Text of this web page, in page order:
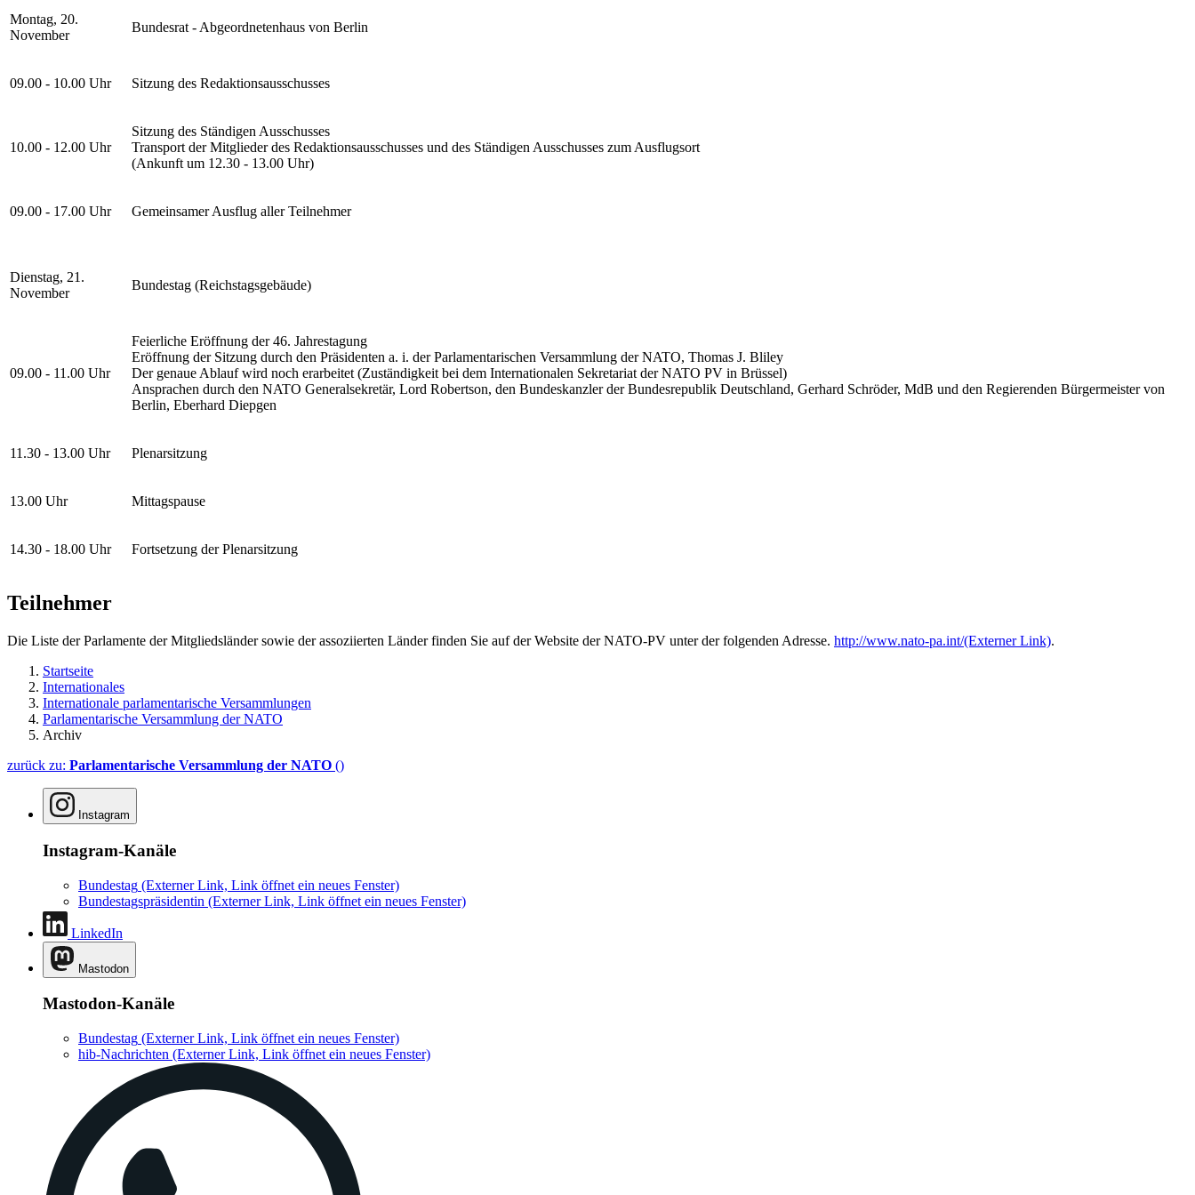
Montag, 20.
November
Bundesrat - Abgeordnetenhaus von Berlin
09.00 - 10.00 Uhr Sitzung des Redaktionsausschusses
10.00 - 12.00 Uhr
Sitzung des Ständigen Ausschusses
Transport der Mitglieder des Redaktionsausschusses und des Ständigen Ausschusses zum Ausflugsort
(Ankunft um 12.30 - 13.00 Uhr)
09.00 - 17.00 Uhr Gemeinsamer Ausflug aller Teilnehmer
Dienstag, 21.
November
Bundestag (Reichstagsgebäude)
09.00 - 11.00 Uhr
Feierliche Eröffnung der 46. Jahrestagung
Eröffnung der Sitzung durch den Präsidenten a. i. der Parlamentarischen Versammlung der NATO, Thomas J. Bliley
Der genaue Ablauf wird noch erarbeitet (Zuständigkeit bei dem Internationalen Sekretariat der NATO PV in Brüssel)
Ansprachen durch den NATO Generalsekretär, Lord Robertson, den Bundeskanzler der Bundesrepublik Deutschland, Gerhard Schröder, MdB und den Regierenden Bürgermeister von
Berlin, Eberhard Diepgen
11.30 - 13.00 Uhr Plenarsitzung
13.00 Uhr Mittagspause
14.30 - 18.00 Uhr Fortsetzung der Plenarsitzung
Teilnehmer
Die Liste der Parlamente der Mitgliedsländer sowie der assoziierten Länder finden Sie auf der Website der NATO-PV unter der folgenden Adresse. http://www.nato-pa.int/(Externer Link).
Startseite
Internationales
Internationale parlamentarische Versammlungen
Parlamentarische Versammlung der NATO
Archiv
zurück zu: Parlamentarische Versammlung der NATO ()
Instagram
Instagram-Kanäle
Bundestag (Externer Link, Link öffnet ein neues Fenster)
Bundestagspräsidentin (Externer Link, Link öffnet ein neues Fenster)
LinkedIn
Mastodon
Mastodon-Kanäle
Bundestag (Externer Link, Link öffnet ein neues Fenster)
hib-Nachrichten (Externer Link, Link öffnet ein neues Fenster)